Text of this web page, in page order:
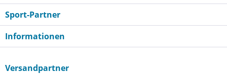
Sport-Partner
Informationen
Versandpartner